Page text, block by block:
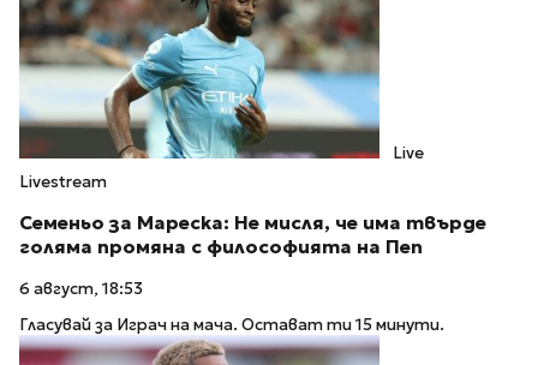
Live
Livestream
Семеньо за Мареска: Не мисля, че има твърде
голяма промяна с философията на Пеп
6 август, 18:53
Гласувай за Играч на мача. Остават ти 15 минути.